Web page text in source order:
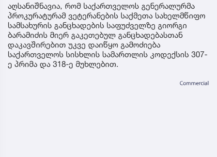
აღსანიშნავია, რომ საქართველოს გენერალურმა
პროკურატურამ ვეტერანების საქმეთა სახელმწიფო
სამსახურის განცხადების საფუძველზე გიორგი
ბარამიძის მიერ გაკეთებულ განცხადებასთან
დაკავშირებით უკვე დაიწყო გამოძიება
საქართველოს სისხლის სამართლის კოდექსის 307-
ე პრიმა და 318-ე მუხლებით.